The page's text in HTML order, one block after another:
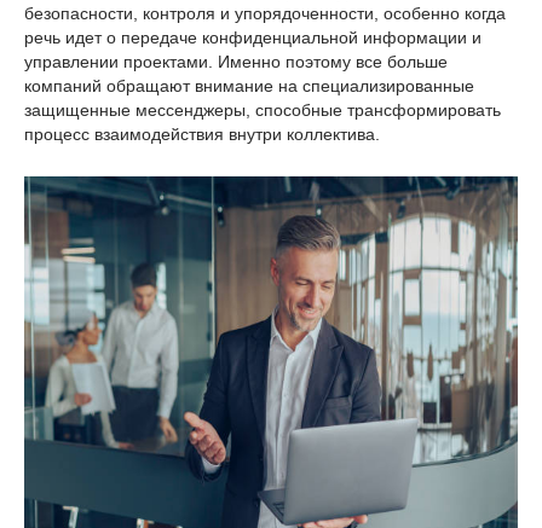
безопасности, контроля и упорядоченности, особенно когда
речь идет о передаче конфиденциальной информации и
управлении проектами. Именно поэтому все больше
компаний обращают внимание на специализированные
защищенные мессенджеры, способные трансформировать
процесс взаимодействия внутри коллектива.